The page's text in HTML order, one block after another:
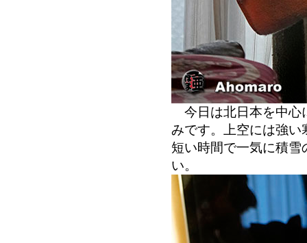
今日は北日本を中心
みです。上空には強い
短い時間で一気に積
い。